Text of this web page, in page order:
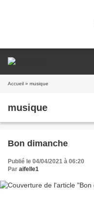
Accueil » musique
musique
Bon dimanche
Publié le 04/04/2021 à 06:20
Par aifelle1